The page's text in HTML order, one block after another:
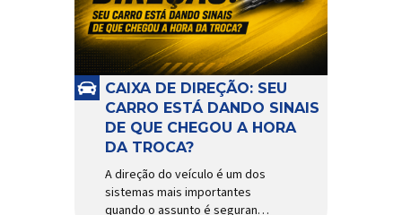
CAIXA DE DIREÇÃO: SEU
CARRO ESTÁ DANDO SINAIS
DE QUE CHEGOU A HORA
DA TROCA?
A direção do veículo é um dos
sistemas mais importantes
quando o assunto é segurança,